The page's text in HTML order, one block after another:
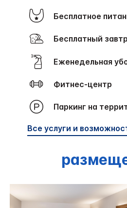
Бесплатное
Бесплатный
Еженедельная
Фитнес-центр
Паркинг на
Все услуги и